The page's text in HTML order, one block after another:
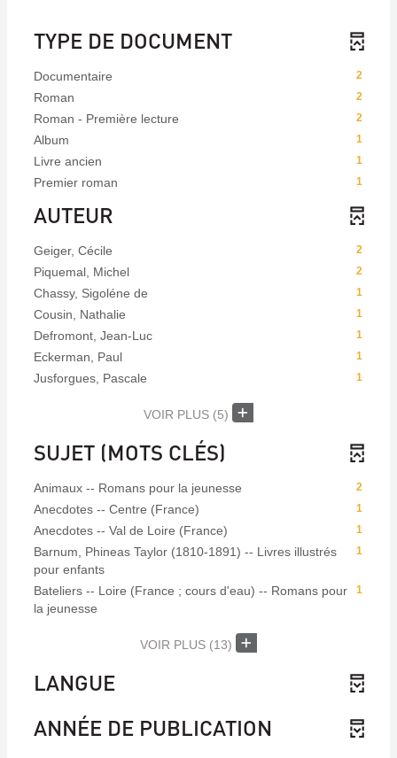
TYPE DE DOCUMENT
2
Documentaire
2
Roman
2
Roman - Première lecture
1
Album
1
Livre ancien
1
Premier roman
AUTEUR
2
Geiger, Cécile
2
Piquemal, Michel
1
Chassy, Sigoléne de
1
Cousin, Nathalie
1
Defromont, Jean-Luc
1
Eckerman, Paul
1
Jusforgues, Pascale
VOIR PLUS (5)
SUJET (MOTS CLÉS)
2
Animaux -- Romans pour la jeunesse
1
Anecdotes -- Centre (France)
1
Anecdotes -- Val de Loire (France)
1
Barnum, Phineas Taylor (1810-1891) -- Livres illustrés
pour enfants
1
Bateliers -- Loire (France ; cours d'eau) -- Romans pour
la jeunesse
VOIR PLUS (13)
LANGUE
ANNÉE DE PUBLICATION